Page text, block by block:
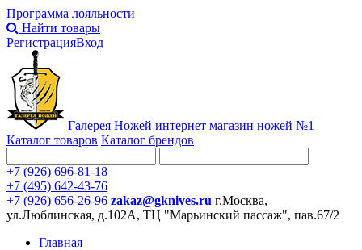
Программа лояльности
Найти товары
РегистрацияВход
Галерея Ножей интернет магазин ножей №1
Каталог товаров Каталог брендов
+7 (926) 696-81-18
+7 (495) 642-43-76
+7 (926) 656-26-96 zakaz@gknives.ru г.Москва,
ул.Люблинская, д.102А, ТЦ "Марьинский пассаж", пав.67/2
Главная